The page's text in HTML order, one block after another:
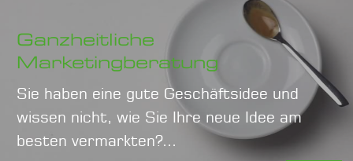
Ganzheitliche
Marketingberatung
Sie haben eine gute Geschäftsidee und
wissen nicht, wie Sie Ihre neue Idee am
besten vermarkten?...